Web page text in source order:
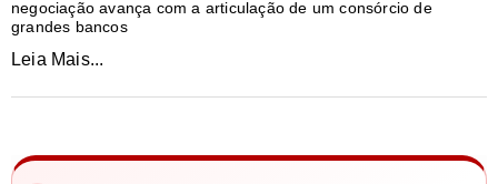
negociação avança com a articulação de um consórcio de
grandes bancos
Leia Mais...